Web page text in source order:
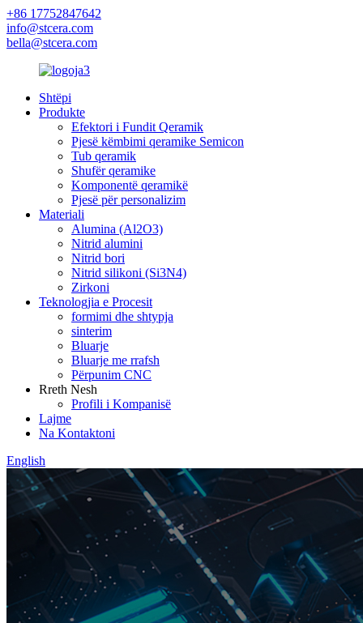
+86 17752847642
info@stcera.com
bella@stcera.com
Shtëpi
Produkte
Efektori i Fundit Qeramik
Pjesë këmbimi qeramike Semicon
Tub qeramik
Shufër qeramike
Komponentë qeramikë
Pjesë për personalizim
Materiali
Alumina (Al2O3)
Nitrid alumini
Nitrid bori
Nitrid silikoni (Si3N4)
Zirkoni
Teknologjia e Procesit
formimi dhe shtypja
sinterim
Bluarje
Bluarje me rrafsh
Përpunim CNC
Rreth Nesh
Profili i Kompanisë
Lajme
Na Kontaktoni
English